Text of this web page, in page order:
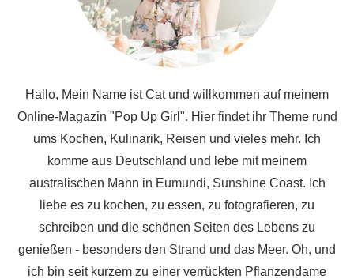
Hallo, Mein Name ist Cat und willkommen auf meinem
Online-Magazin "Pop Up Girl". Hier findet ihr Theme rund
ums Kochen, Kulinarik, Reisen und vieles mehr. Ich
komme aus Deutschland und lebe mit meinem
australischen Mann in Eumundi, Sunshine Coast. Ich
liebe es zu kochen, zu essen, zu fotografieren, zu
schreiben und die schönen Seiten des Lebens zu
genießen - besonders den Strand und das Meer. Oh, und
ich bin seit kurzem zu einer verrückten Pflanzendame